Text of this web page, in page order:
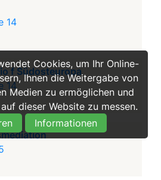
Cookies, um Ihr Online-
Ihnen die Weitergabe von
Medien zu ermöglichen und
dieser Website zu messen.
Informationen
14
f Südosteuropa
14